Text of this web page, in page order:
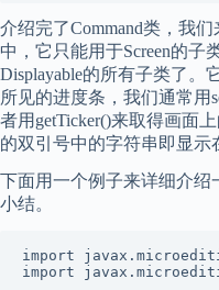
介绍完了Command类，我
中，它只能用于Screen的子
Displayable的所有子类了。
所见的进度条，我们通常用
者用getTicker()来取得画面
的双引号中的字符串即显示
下面用一个例子来详细介绍
小结。
import
import